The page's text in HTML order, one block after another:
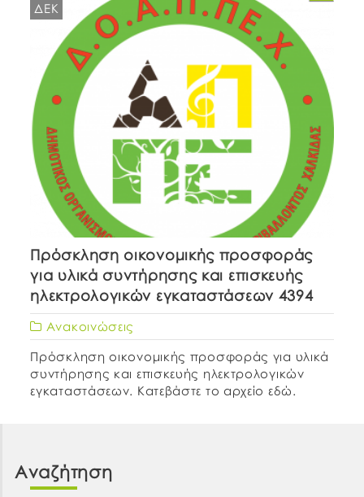
ΔΕΚ
Πρόσκληση οικονομικής προσφοράς
για υλικά συντήρησης και επισκευής
ηλεκτρολογικών εγκαταστάσεων 4394
Ανακοινώσεις
Πρόσκληση οικονομικής προσφοράς για υλικά
συντήρησης και επισκευής ηλεκτρολογικών
εγκαταστάσεων. Κατεβάστε το αρχείο εδώ.
Αναζήτηση